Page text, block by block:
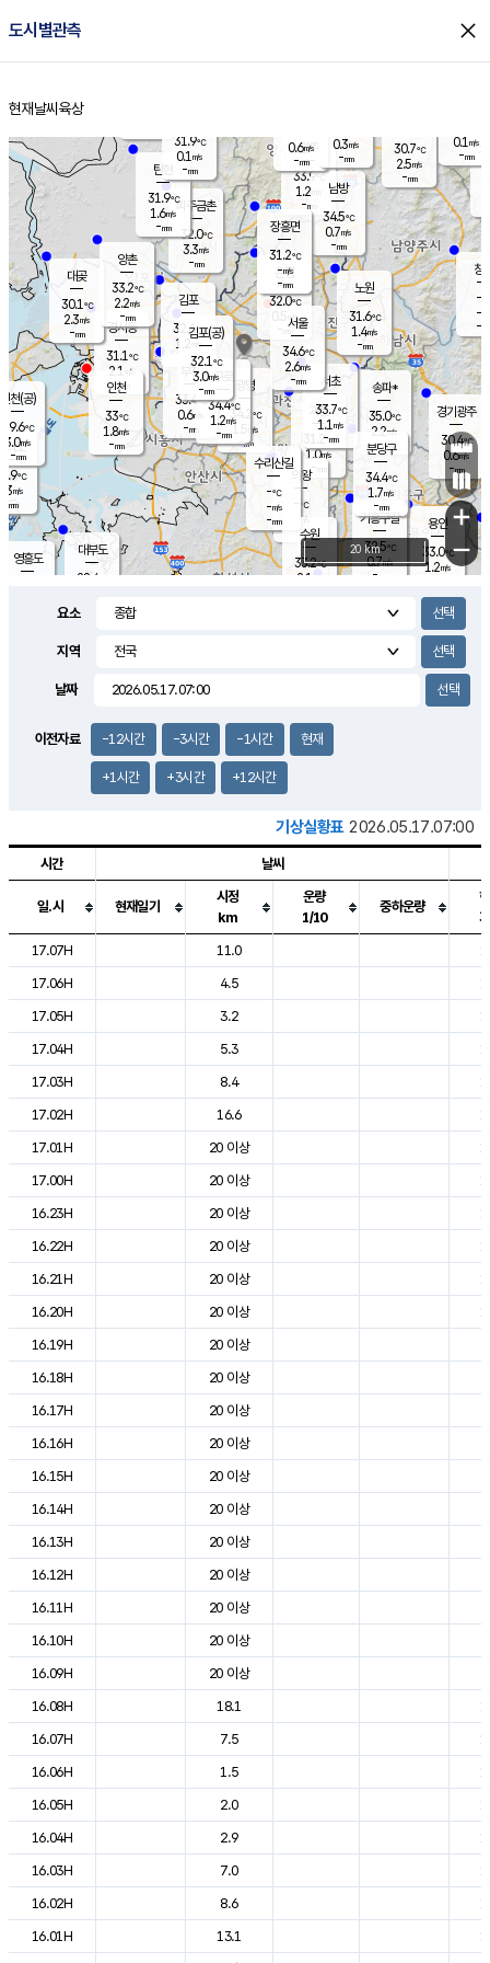
도시별관측 close
홈
현재날씨 육상
의도
℃
m/s
mm
영흥도
양주
33.9℃
1.2
-mm
과천
31.2℃
1.0m/s
- mm
용인
33.0℃
1.2m/s
경기광주
30.4℃
0.6m/s
-mm
2.7m/s
대부도
28.4
경서동
31.1℃
2.1 m/s
-mm
파주금촌
32.0℃
3.3m/s
-mm
30.7℃
2.5m/s
-mm
대곶
30.1℃
2.3m/s
-mm
창
-
-m/
-
탄현
31.9℃
1.6m/s
-mm
0.1 m/s
-mm
의왕
- ℃
m/s
mm
김포
32.6℃
1.2 m/s
mm
광명
34.2 ℃
1.5 m/s
-mm
부천
33.4℃
0.6m/s
-mm
양촌
33.2℃
2.2m/s
-mm
구로
34.4℃
1.2m/s
-mm
은평
32.0℃
0.5 m/s
- mm
노원
31.6℃
1.4m/s
-mm
송파*
35.0℃
2.2m/s
-mm
서초
33.7℃
1.1 m/s
-mm
남방
34.5℃
0.7m/s
-mm
기흥구갈
32.5℃
0.7m/s
-
수리산길
-℃
-m/s
-mm
분당구
34.4℃
1.7m/s
-mm
장흥면
31.2℃
-m/s
-mm
0.6m/s
-mm
인천(공)
29.6℃
3.0m/s
-mm
김포(공)
32.1℃
3.0m/s
-mm
수원
33.2℃
2.1 m/s
인천
33℃
1.8m/s
-mm
서울
34.6℃
2.6m/s
-mm
31.9℃
0.1 m/s
-mm
0.3m/s
-mm
+
−
20 km
요소
지역
날짜
이전자료 -12시간 -3시간 -1시간 현재
+1시간 +3시간 +12시간
기상실황표 2026.05.17.07:00
도시별 기상실황표로 지점, 날씨, 기온, 강수, 바람, 기압등을 안내한 표입
시간 날씨
일.시 현재일기
시정
km
운량
1/10
중하운량
17.07H
11.0
17.06H
4.5
17.05H
3.2
17.04H
5.3
17.03H
8.4
17.02H
16.6
17.01H
20 이상
17.00H
20 이상
16.23H
20 이상
16.22H
20 이상
16.21H
20 이상
16.20H
20 이상
16.19H
20 이상
16.18H
20 이상
16.17H
20 이상
16.16H
20 이상
16.15H
20 이상
16.14H
20 이상
16.13H
20 이상
16.12H
20 이상
16.11H
20 이상
16.10H
20 이상
16.09H
20 이상
16.08H
18.1
16.07H
7.5
16.06H
1.5
16.05H
2.0
16.04H
2.9
16.03H
7.0
16.02H
8.6
16.01H
13.1